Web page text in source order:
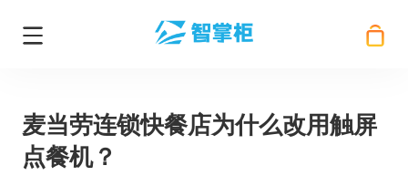
麦当劳连锁快餐店为什么改用触屏
点餐机？